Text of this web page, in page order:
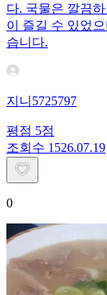
다. 국물은 깔끔
이 즐길 수 있었
습니다.
지니5725797
평점 5점
조회수 1526.07.19
0